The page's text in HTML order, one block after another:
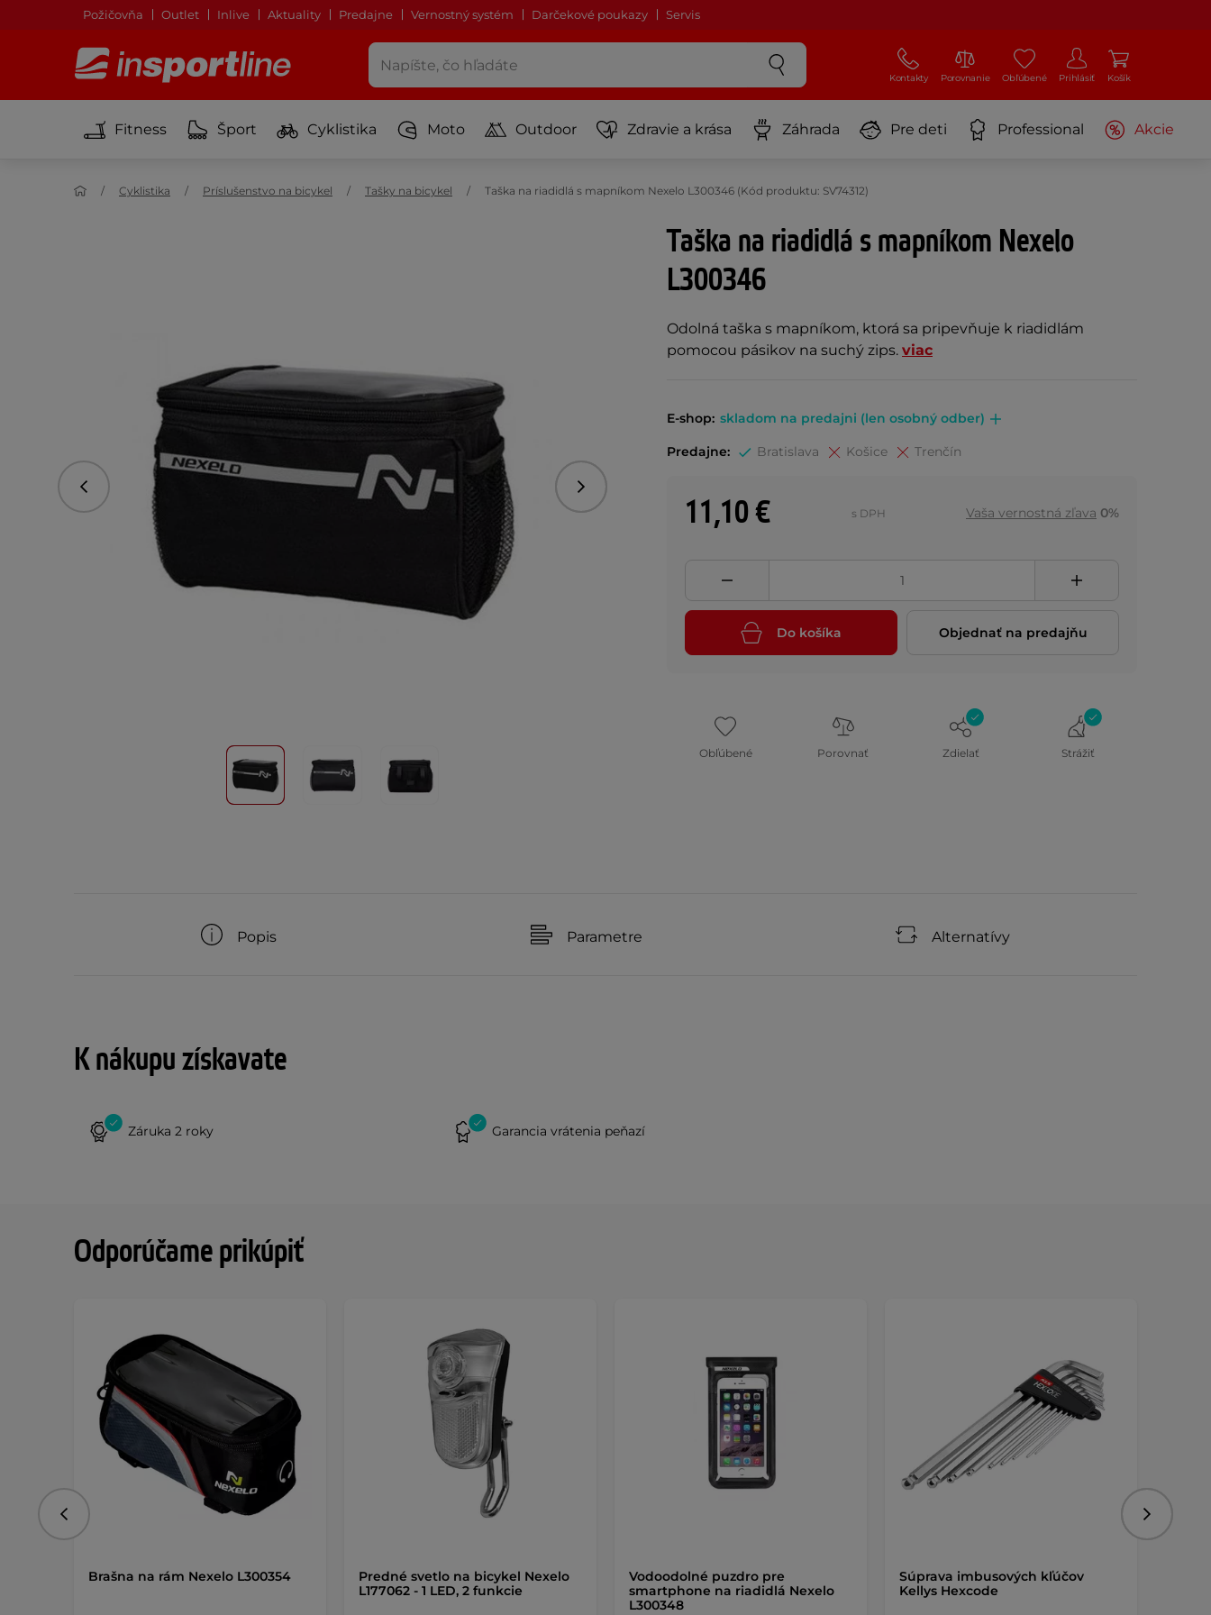
Požičovňa Outlet Inlive Aktuality Predajne Vernostný systém Darčekové poukazy Servis
Kontakty Porovnanie Obľúbené Prihlásiť Košík
Fitness Šport Cyklistika Moto Outdoor Zdravie a krása Záhrada Pre deti Professional Akcie
Cyklistika Príslušenstvo na bicykel Tašky na bicykel Taška na riadidlá s mapníkom Nexelo L300346 (Kód produktu: SV74312)
Taška na riadidlá s mapníkom Nexelo
L300346
Odolná taška s mapníkom, ktorá sa pripevňuje k riadidlám
pomocou pásikov na suchý zips. viac
Predchádzajúce Nasledujúce
E-shop: skladom na predajni (len osobný odber)
Predajne: Bratislava Košice Trenčín
11,10 € s DPH Vaša vernostná zľava 0%
Do košíka Objednať na predajňu
Obľúbené Porovnať Zdielať Strážiť
Popis Parametre Alternatívy
K nákupu získavate
Záruka 2 roky Garancia vrátenia peňazí
Odporúčame prikúpiť
Brašna na rám Nexelo L300354
Predné svetlo na bicykel Nexelo
L177062 - 1 LED, 2 funkcie
Vodoodolné puzdro pre
smartphone na riadidlá Nexelo
L300348
Súprava imbusových kľúčov
Kellys Hexcode
Predchádzajúce